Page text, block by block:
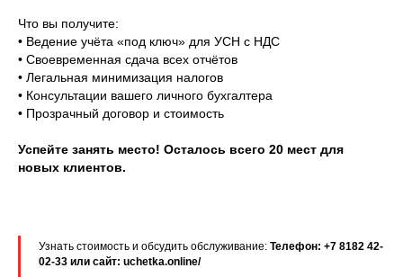
Что вы получите:
• Ведение учёта «под ключ» для УСН с НДС
• Своевременная сдача всех отчётов
• Легальная минимизация налогов
• Консультации вашего личного бухгалтера
• Прозрачный договор и стоимость
Успейте занять место! Осталось всего 20 мест для
новых клиентов.
Узнать стоимость и обсудить обслуживание: Телефон: +7 8182 42-
02-33 или сайт: uchetka.online/